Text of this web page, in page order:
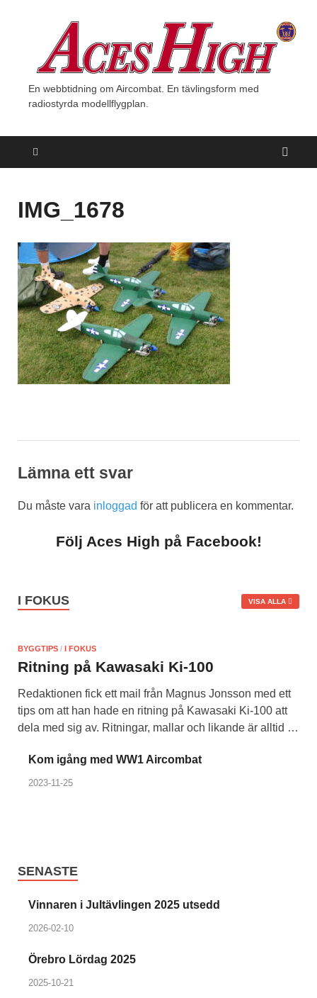
En webbtidning om Aircombat. En tävlingsform med
radiostyrda modellflygplan.
IMG_1678
Lämna ett svar
Du måste vara inloggad för att publicera en kommentar.
Följ Aces High på Facebook!
I FOKUS VISA ALLA
BYGGTIPS / I FOKUS
Ritning på Kawasaki Ki-100
Redaktionen fick ett mail från Magnus Jonsson med ett
tips om att han hade en ritning på Kawasaki Ki-100 att
dela med sig av. Ritningar, mallar och likande är alltid …
Kom igång med WW1 Aircombat
2023-11-25
SENASTE
Vinnaren i Jultävlingen 2025 utsedd
2026-02-10
Örebro Lördag 2025
2025-10-21